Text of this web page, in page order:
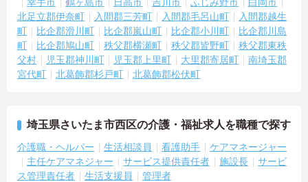
北足立郡伊奈町
入間郡三芳町 入間郡毛呂山町
入間郡越生
町
比企郡滑川町 比企郡嵐山町 比企郡小川町
比企郡川島
町
比企郡鳩山町 秩父郡横瀬町 秩父郡皆野町
秩父郡東秩
父村
児玉郡神川町 児玉郡上里町 大里郡寄居町
南埼玉郡
宮代町
北葛飾郡杉戸町 北葛飾郡松伏町
埼玉県さいたま市西区の介護・福祉求人を職種で探す
介護職・ヘルパー 生活相談員 看護助手
ケアマネージャー
主任ケアマネジャー
サービス提供責任者 施設長
サービ
ス管理責任者
生活支援員 管理者